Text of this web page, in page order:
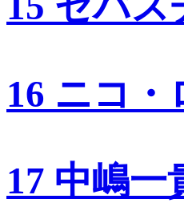
16 ニコ
17 中嶋一